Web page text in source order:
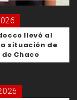
llevó al
situación de
Chaco